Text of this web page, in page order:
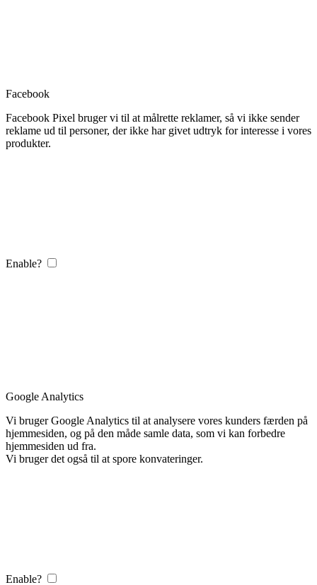
Facebook
Facebook Pixel bruger vi til at målrette reklamer, så vi ikke sender
reklame ud til personer, der ikke har givet udtryk for interesse i vores
produkter.
Enable?
Google Analytics
Vi bruger Google Analytics til at analysere vores kunders færden på
hjemmesiden, og på den måde samle data, som vi kan forbedre
hjemmesiden ud fra.
Vi bruger det også til at spore konvateringer.
Enable?